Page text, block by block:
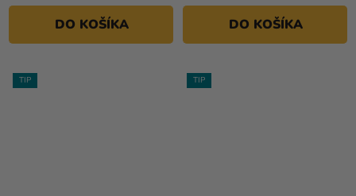
DO KOŠÍKA DO KOŠÍKA
TIP TIP